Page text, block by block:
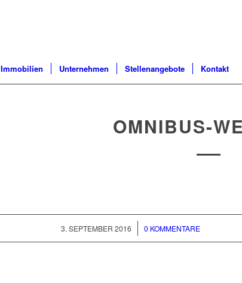
Immobilien Unternehmen Stellenangebote Kontakt
OMNIBUS-
3. SEPTEMBER 2016
/ 0 KOMMENTARE